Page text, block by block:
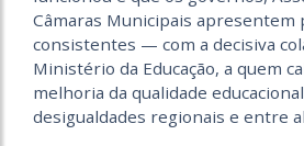
Câmaras Municipais apresentem
consistentes — com a decisiva
Ministério da Educação, a quem
melhoria da qualidade
desigualdades regionais e entre